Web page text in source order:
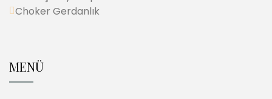
Choker Gerdanlık
MENÜ